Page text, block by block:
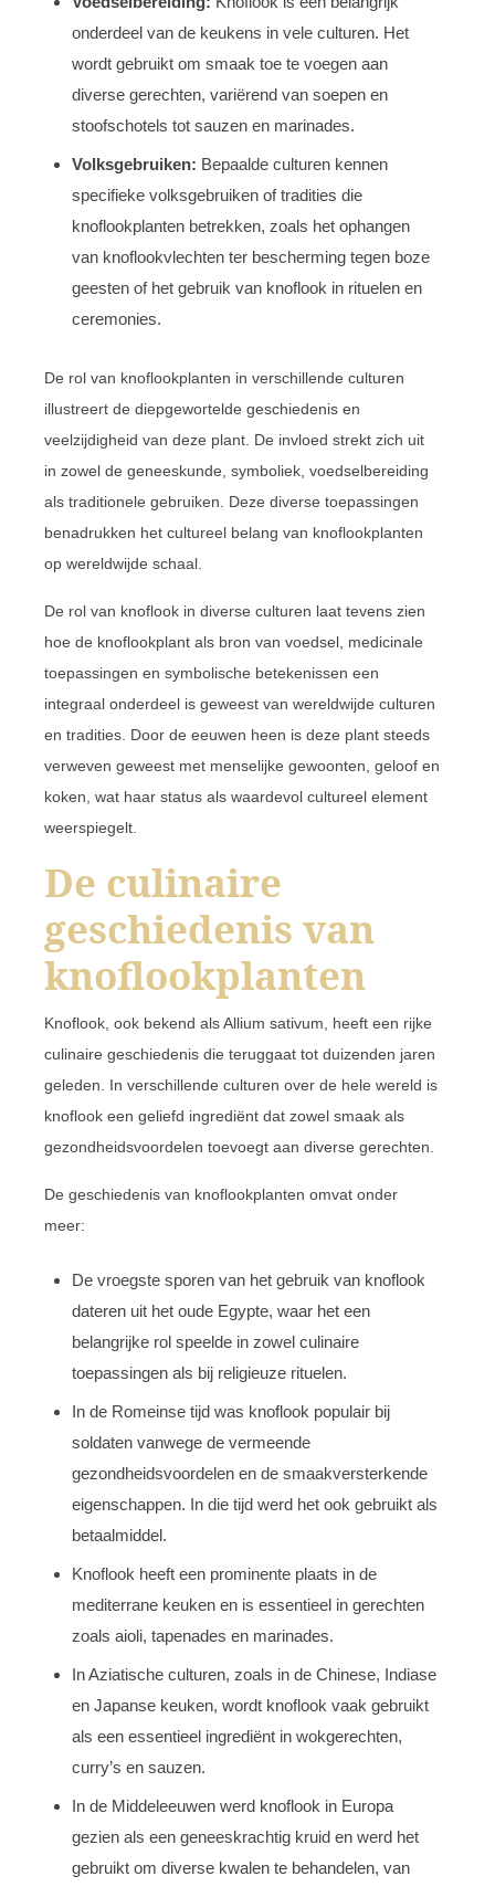
onderdeel van de keukens in vele culturen. Het
wordt gebruikt om smaak toe te voegen aan
diverse gerechten, variërend van soepen en
stoofschotels tot sauzen en marinades.
Volksgebruiken: Bepaalde culturen kennen
specifieke volksgebruiken of tradities die
knoflookplanten betrekken, zoals het ophangen
van knoflookvlechten ter bescherming tegen boze
geesten of het gebruik van knoflook in rituelen en
ceremonies.
De rol van knoflookplanten in verschillende culturen
illustreert de diepgewortelde geschiedenis en
veelzijdigheid van deze plant. De invloed strekt zich uit
in zowel de geneeskunde, symboliek, voedselbereiding
als traditionele gebruiken. Deze diverse toepassingen
benadrukken het cultureel belang van knoflookplanten
op wereldwijde schaal.
De rol van knoflook in diverse culturen laat tevens zien
hoe de knoflookplant als bron van voedsel, medicinale
toepassingen en symbolische betekenissen een
integraal onderdeel is geweest van wereldwijde culturen
en tradities. Door de eeuwen heen is deze plant steeds
verweven geweest met menselijke gewoonten, geloof en
koken, wat haar status als waardevol cultureel element
weerspiegelt.
De culinaire
geschiedenis van
knoflookplanten
Knoflook, ook bekend als Allium sativum, heeft een rijke
culinaire geschiedenis die teruggaat tot duizenden jaren
geleden. In verschillende culturen over de hele wereld is
knoflook een geliefd ingrediënt dat zowel smaak als
gezondheidsvoordelen toevoegt aan diverse gerechten.
De geschiedenis van knoflookplanten omvat onder
meer:
De vroegste sporen van het gebruik van knoflook
dateren uit het oude Egypte, waar het een
belangrijke rol speelde in zowel culinaire
toepassingen als bij religieuze rituelen.
In de Romeinse tijd was knoflook populair bij
soldaten vanwege de vermeende
gezondheidsvoordelen en de smaakversterkende
eigenschappen. In die tijd werd het ook gebruikt als
betaalmiddel.
Knoflook heeft een prominente plaats in de
mediterrane keuken en is essentieel in gerechten
zoals aioli, tapenades en marinades.
In Aziatische culturen, zoals in de Chinese, Indiase
en Japanse keuken, wordt knoflook vaak gebruikt
als een essentieel ingrediënt in wokgerechten,
curry’s en sauzen.
In de Middeleeuwen werd knoflook in Europa
gezien als een geneeskrachtig kruid en werd het
gebruikt om diverse kwalen te behandelen, van